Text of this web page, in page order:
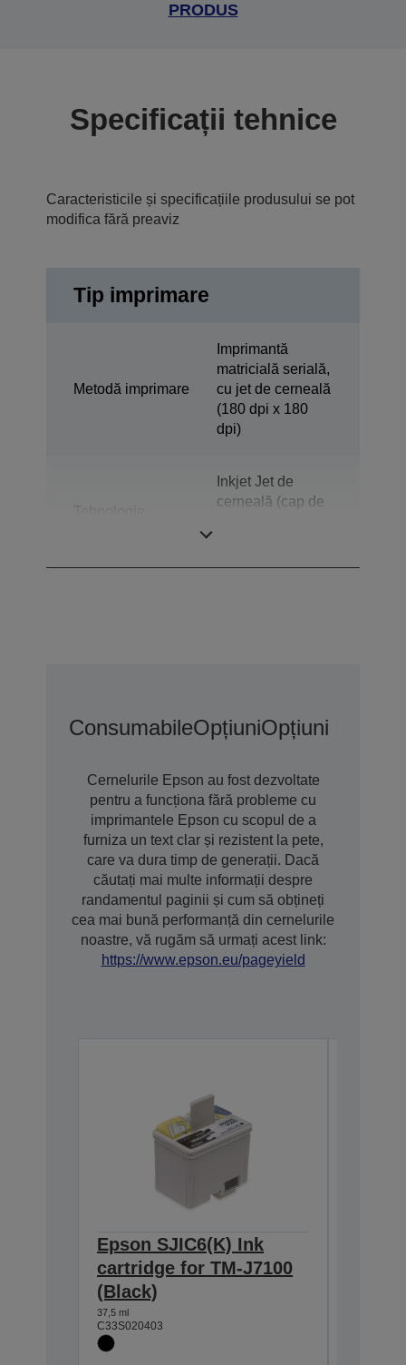
PRODUS
Specificații tehnice
Caracteristicile și specificațiile produsului se pot
modifica fără preaviz
Tip imprimare
Metodă imprimare
Imprimantă
matricială serială,
cu jet de cerneală
(180 dpi x 180
dpi)
Inkjet Jet de
cerneală (cap de
ConsumabileOpțiuniOpțiuni De
Cernelurile Epson au fost dezvoltate
pentru a funcționa fără probleme cu
imprimantele Epson cu scopul de a
furniza un text clar și rezistent la pete,
care va dura timp de generații. Dacă
căutați mai multe informații despre
randamentul paginii și cum să obțineți
cea mai bună performanță din cernelurile
noastre, vă rugăm să urmați acest link:
https://www.epson.eu/pageyield
Epson SJIC6(K) Ink
cartridge for TM-J7100
(Black)
37,5 ml
C33S020403